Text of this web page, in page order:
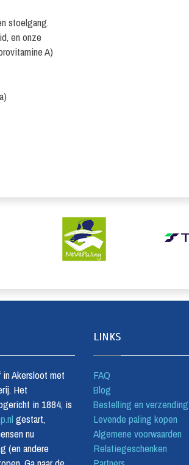
stoelgang.
en onze
A)
Akersloot met
Het
in 1884, is
gestart,
nu
(en andere
LINKS
FAQ
Blog
Bestelling en verzending
Levende paling kopen
Algemene voorwaarden
Relatiegeschenken